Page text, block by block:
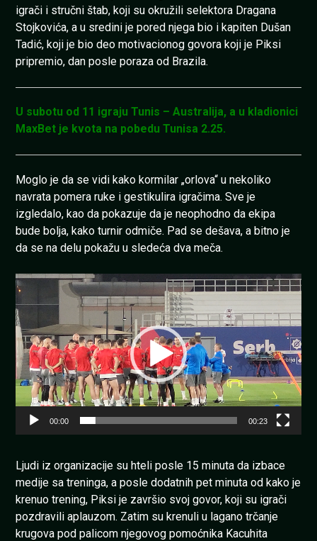
igrači i stručni štab, koji su okružili selektora Dragana
Stojkovića, a u sredini je pored njega bio i kapiten Dušan
Tadić, koji je bio deo motivacionog govora koji je Piksi
pripremio, dan posle poraza od Brazila.
U subotu od 11 igraju Tunis – Australija, a u kladionici
MaxBet je kvota na pobedu Tunisa 2.25.
Moglo je da se vidi kako kormilar „orlova“ u nekoliko
navrata pomera ruke i gestikulira igračima. Sve je
izgledalo, kao da pokazuje da je neophodno da ekipa
bude bolja, kako turnir odmiče. Pad se dešava, a bitno je
da se na delu pokažu u sledeća dva meča.
Pregledač
video
zapisa
00:00 00:23
Ljudi iz organizacije su hteli posle 15 minuta da izbace
medije sa treninga, a posle dodatnih pet minuta od kako je
krenuo trening, Piksi je završio svoj govor, koji su igrači
pozdravili aplauzom. Zatim su krenuli u lagano trčanje
krugova pod palicom njegovog pomoćnika Kacuhita